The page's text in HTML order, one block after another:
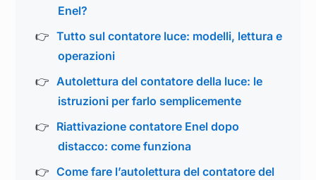
Enel?
Tutto sul contatore luce: modelli, lettura e
operazioni
Autolettura del contatore della luce: le
istruzioni per farlo semplicemente
Riattivazione contatore Enel dopo
distacco: come funziona
Come fare l’autolettura del contatore del